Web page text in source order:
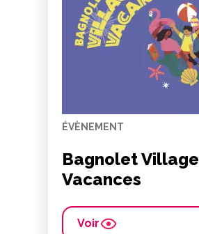
ÉVÈNEMENT
Bagnolet Village
Vacances
Voir